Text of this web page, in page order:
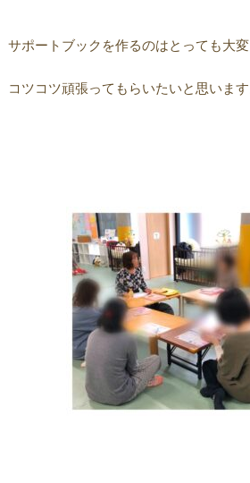
サポートブックを作るのはとっても大変
コツコツ頑張ってもらいたいと思います